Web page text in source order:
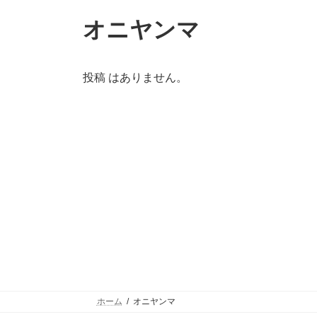
オニヤンマ
投稿 はありません。
ホーム オニヤンマ